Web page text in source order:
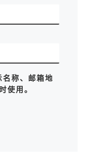
称、邮箱地
使用。